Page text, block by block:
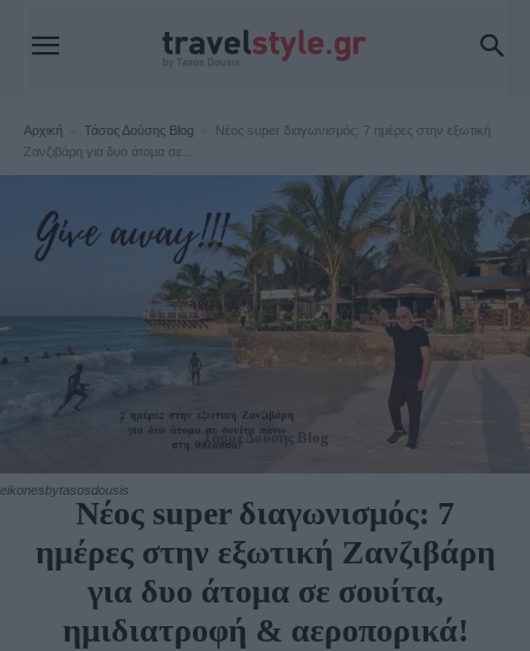
Αρχική Τάσος Δούσης Blog
Νέος super διαγωνισμός: 7 ημέρες στην εξωτική
Ζανζιβάρη για δυο άτομα σε...
eikonesbytasosdousis
Τάσος Δούσης Blog
Νέος super διαγωνισμός: 7
ημέρες στην εξωτική Ζανζιβάρη
για δυο άτομα σε σουίτα,
ημιδιατροφή & αεροπορικά!